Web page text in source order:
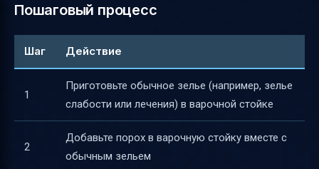
Пошаговый процесс
Шаг Действие
1
Приготовьте обычное зелье (например, зелье
слабости или лечения) в варочной стойке
2
Добавьте порох в варочную стойку вместе с
обычным зельем